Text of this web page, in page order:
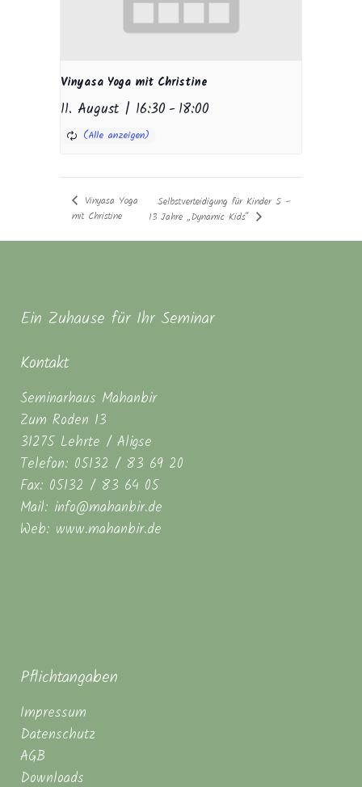
Vinyasa Yoga mit Christine
11. August | 16:30 -18:00
Vinyasa Yoga
mit Christine
Selbstverteidigung für Kinder 5 –
13 Jahre „Dynamic Kids“
Ein Zuhause für Ihr Seminar
Kontakt
Seminarhaus Mahanbir
Zum Roden 13
31275 Lehrte / Aligse
Telefon: 05132 / 83 69 20
Fax: 05132 / 83 64 05
Mail: info@mahanbir.de
Web: www.mahanbir.de
Pflichtangaben
Impressum
Datenschutz
AGB
Downloads